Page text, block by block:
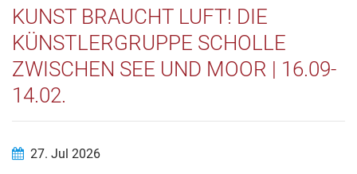
KUNST BRAUCHT LUFT! DIE
KÜNSTLERGRUPPE SCHOLLE
ZWISCHEN SEE UND MOOR | 16.09-
14.02.
27. Jul 2026